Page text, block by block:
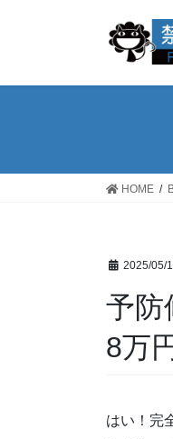
HOME
2025/05/
予防
8万
はい！完